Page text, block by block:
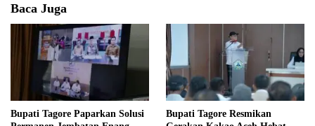
Baca Juga
Bupati Tagore Paparkan Solusi
Bupati Tagore Resmikan